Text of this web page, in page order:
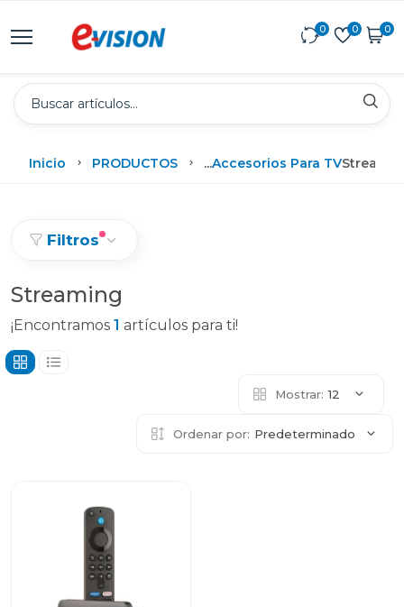
0 0 0
Inicio PRODUCTOS ...Accesorios Para TV
Filtros
Streaming
¡Encontramos 1 artículos para ti!
Mostrar: 12
Ordenar por: Predeterminado